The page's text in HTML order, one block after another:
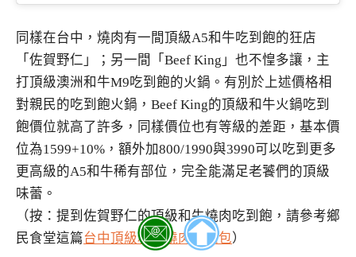
同樣在台中，燒肉有一間頂級A5和牛吃到飽的狂店
「佐賀野仁」；另一間「Beef King」也不惶多讓，主
打頂級澳洲和牛M9吃到飽的火鍋。有別於上述價格相
對親民的吃到飽火鍋，Beef King的頂級和牛火鍋吃到
飽價位就高了許多，同樣價位也有等級的差距，基本價
位為1599+10%，額外加800/1990與3990可以吃到更多
更高級的A5和牛稀有部位，完全能滿足老饕們的頂級
味蕾。
（按：提到佐賀野仁的頂級和牛燒肉吃到飽，請參考鄉
民食堂這篇台中頂級和牛燒肉懶人包）